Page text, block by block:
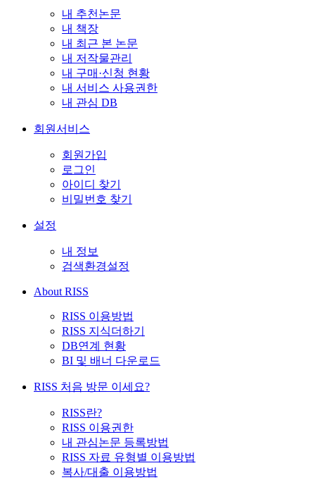
내 추천논문
내 책장
내 최근 본 논문
내 저작물관리
내 구매·신청 현황
내 서비스 사용권한
내 관심 DB
회원서비스
회원가입
로그인
아이디 찾기
비밀번호 찾기
설정
내 정보
검색환경설정
About RISS
RISS 이용방법
RISS 지식더하기
DB연계 현황
BI 및 배너 다운로드
RISS 처음 방문 이세요?
RISS란?
RISS 이용권한
내 관심논문 등록방법
RISS 자료 유형별 이용방법
복사/대출 이용방법